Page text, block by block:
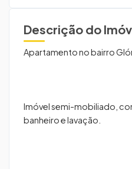
Descrição do
Apartamento no bairro
Imóvel semi-mobiliado,
banheiro e lavação.